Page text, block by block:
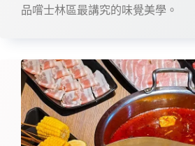
品嚐士林區最講究的味覺美學。